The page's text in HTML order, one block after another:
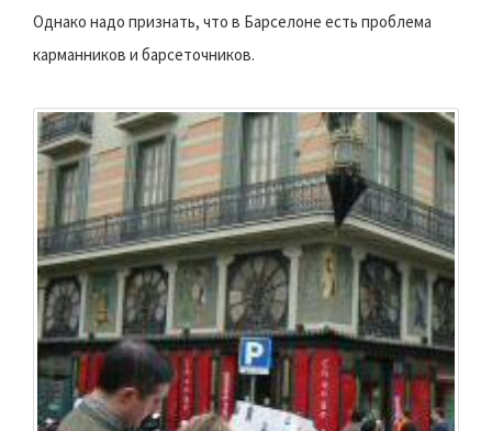
Однако надо признать, что в Барселоне есть проблема
карманников и барсеточников.